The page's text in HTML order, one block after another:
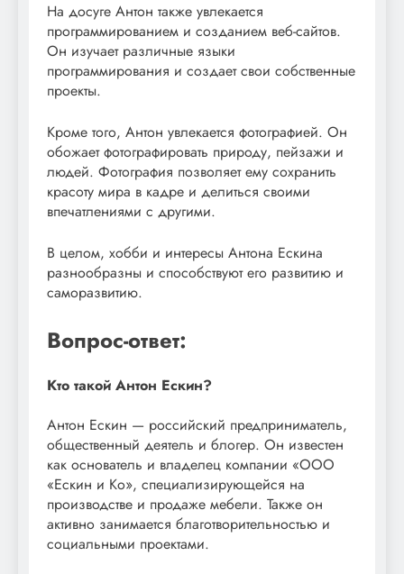
На досуге Антон также увлекается
программированием и созданием веб-сайтов.
Он изучает различные языки
программирования и создает свои собственные
проекты.
Кроме того, Антон увлекается фотографией. Он
обожает фотографировать природу, пейзажи и
людей. Фотография позволяет ему сохранить
красоту мира в кадре и делиться своими
впечатлениями с другими.
В целом, хобби и интересы Антона Ескина
разнообразны и способствуют его развитию и
саморазвитию.
Вопрос-ответ:
Кто такой Антон Ескин?
Антон Ескин — российский предприниматель,
общественный деятель и блогер. Он известен
как основатель и владелец компании «ООО
«Ескин и Ко», специализирующейся на
производстве и продаже мебели. Также он
активно занимается благотворительностью и
социальными проектами.